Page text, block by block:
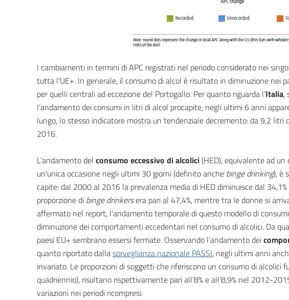
I cambiamenti in termini di APC registrati nel periodo considerato nei
tutta l'UE+. In generale, il consumo di alcol è risultato in diminuzione nei
per quelli centrali ad eccezione del Portogallo. Per quanto riguarda l’Italia,
l’andamento dei consumi in litri di alcol procapite, negli ultimi 6 anni
lungo, lo stesso indicatore mostra un tendenziale decremento: da 9,2
2016.
L’andamento del consumo eccessivo di alcolici(HED), equivalente ad
un'unica occasione negli ultimi 30 giorni (definito anche binge drinking), è
capite: dal 2000 al 2016 la prevalenza media di HED diminuisce dal
proporzione di binge drinkersera pari al 47,4%, mentre tra le donne si
affermato nel report, l’andamento temporale di questo modello di
diminuzione dei comportamenti eccedentari nel consumo di alcolici. Da
paesi EU+ sembrano essersi fermate. Osservando l’andamento dei
quanto riportato dallasorveglianza nazionale PASSI, negli ultimi anni
invariato. Le proporzioni di soggetti che riferiscono un consumo di alcolici
quadriennio), risultano rispettivamente pari all’8% e all’8,9% nel 2012-
variazioni nei periodi ricompresi.